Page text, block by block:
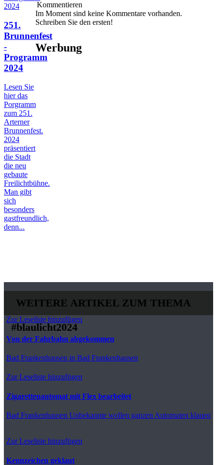
251.
Brunnenfest
-
Programm
2024
Lesen Sie
hier das
Porgramm
zum 251.
Arterner
Brunnenfest.
2024
präsentiert
die Stadt
die neu
gebaute
Freilichtbühne.
Man gibt
sich
besonders
gastfreundlich,
denn...
Kommentieren
Im Moment sind keine Kommentare vorhanden.
Schreiben Sie den ersten!
Werbung
WEITERE ARTIKEL ZUM THEMA
#blaulicht2024
Zur Leseliste hinzufügen
Von der Fahrbahn abgekommen
Bad Frankenhausen in Bad Frankenhausen
Zur Leseliste hinzufügen
Zigarettenautomat mit Flex bearbeitet
Bad Frankenhausen Unbekannte wollen ganzen Automaten klauen
Zur Leseliste hinzufügen
Kennzeichen geklaut